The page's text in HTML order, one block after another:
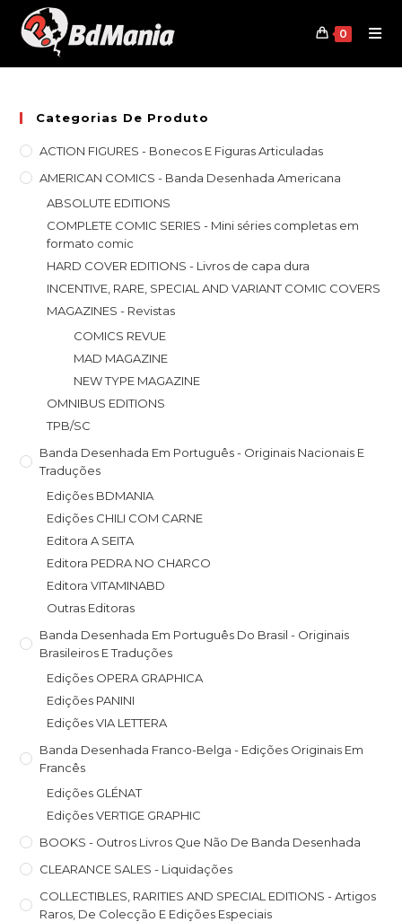
content
0
Categorias De Produto
ACTION FIGURES - Bonecos E Figuras Articuladas
AMERICAN COMICS - Banda Desenhada Americana
ABSOLUTE EDITIONS
COMPLETE COMIC SERIES - Mini séries completas em
formato comic
HARD COVER EDITIONS - Livros de capa dura
INCENTIVE, RARE, SPECIAL AND VARIANT COMIC COVERS
MAGAZINES - Revistas
COMICS REVUE
MAD MAGAZINE
NEW TYPE MAGAZINE
OMNIBUS EDITIONS
TPB/SC
Banda Desenhada Em Português - Originais Nacionais E
Traduções
Edições BDMANIA
Edições CHILI COM CARNE
Editora A SEITA
Editora PEDRA NO CHARCO
Editora VITAMINABD
Outras Editoras
Banda Desenhada Em Português Do Brasil - Originais
Brasileiros E Traduções
Edições OPERA GRAPHICA
Edições PANINI
Edições VIA LETTERA
Banda Desenhada Franco-Belga - Edições Originais Em
Francês
Edições GLÉNAT
Edições VERTIGE GRAPHIC
BOOKS - Outros Livros Que Não De Banda Desenhada
CLEARANCE SALES - Liquidações
COLLECTIBLES, RARITIES AND SPECIAL EDITIONS - Artigos
Raros, De Colecção E Edições Especiais